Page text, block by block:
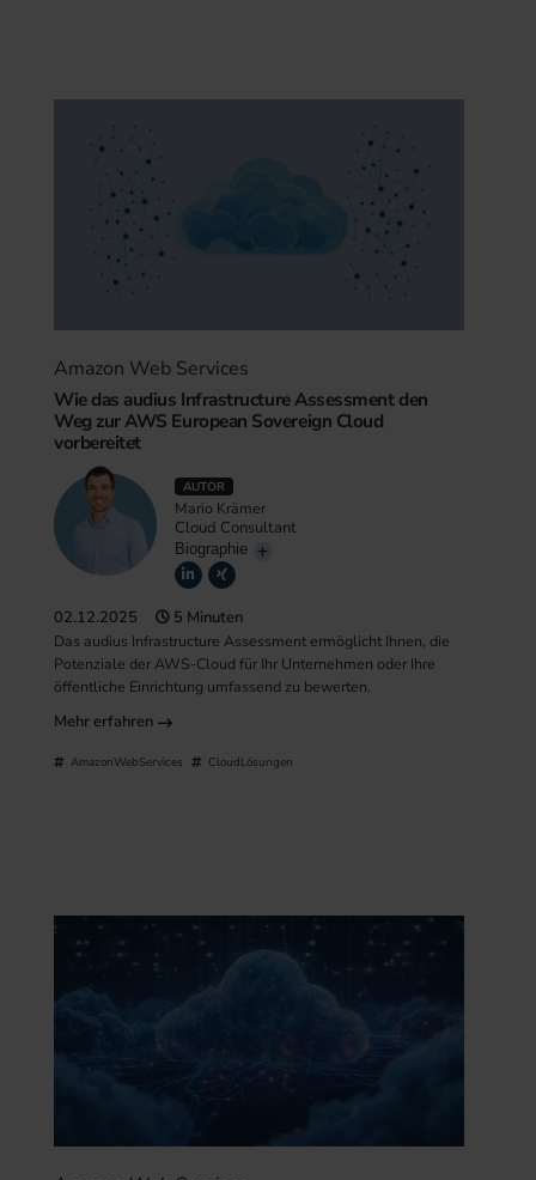
Amazon Web Services
Wie das audius Infrastructure Assessment den
Weg zur AWS European Sovereign Cloud
vorbereitet
AUTOR
Mario Krämer
Cloud Consultant
Biographie
02.12.2025 5 Minuten
Das audius Infrastructure Assessment ermöglicht Ihnen, die
Potenziale der AWS-Cloud für Ihr Unternehmen oder Ihre
öffentliche Einrichtung umfassend zu bewerten.
Mehr erfahren
AmazonWebServices CloudLösungen